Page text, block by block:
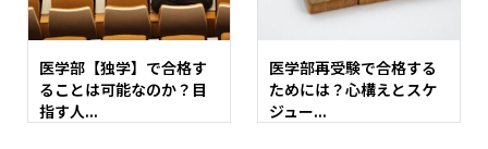
医学部【独学】で合格す
ることは可能なのか？目
指す人...
医学部再受験で合格する
ためには？心構えとスケ
ジュー...